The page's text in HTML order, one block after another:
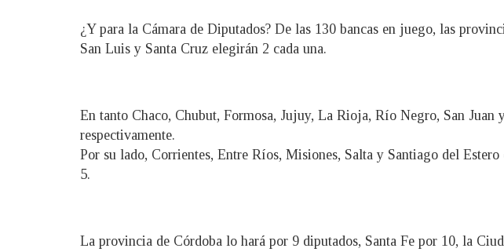
¿Y para la Cámara de Diputados? De las 130 bancas en juego, las
San Luis y Santa Cruz elegirán 2 cada una.
En tanto Chaco, Chubut, Formosa, Jujuy, La Rioja, Río Negro, San
respectivamente.
Por su lado, Corrientes, Entre Ríos, Misiones, Salta y Santiago del
5.
La provincia de Córdoba lo hará por 9 diputados, Santa Fe por 10, la